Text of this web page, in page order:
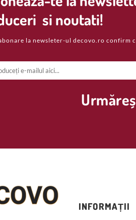
si noutati!
la newsleter-ul decovo.ro confirm
INFORMAȚII